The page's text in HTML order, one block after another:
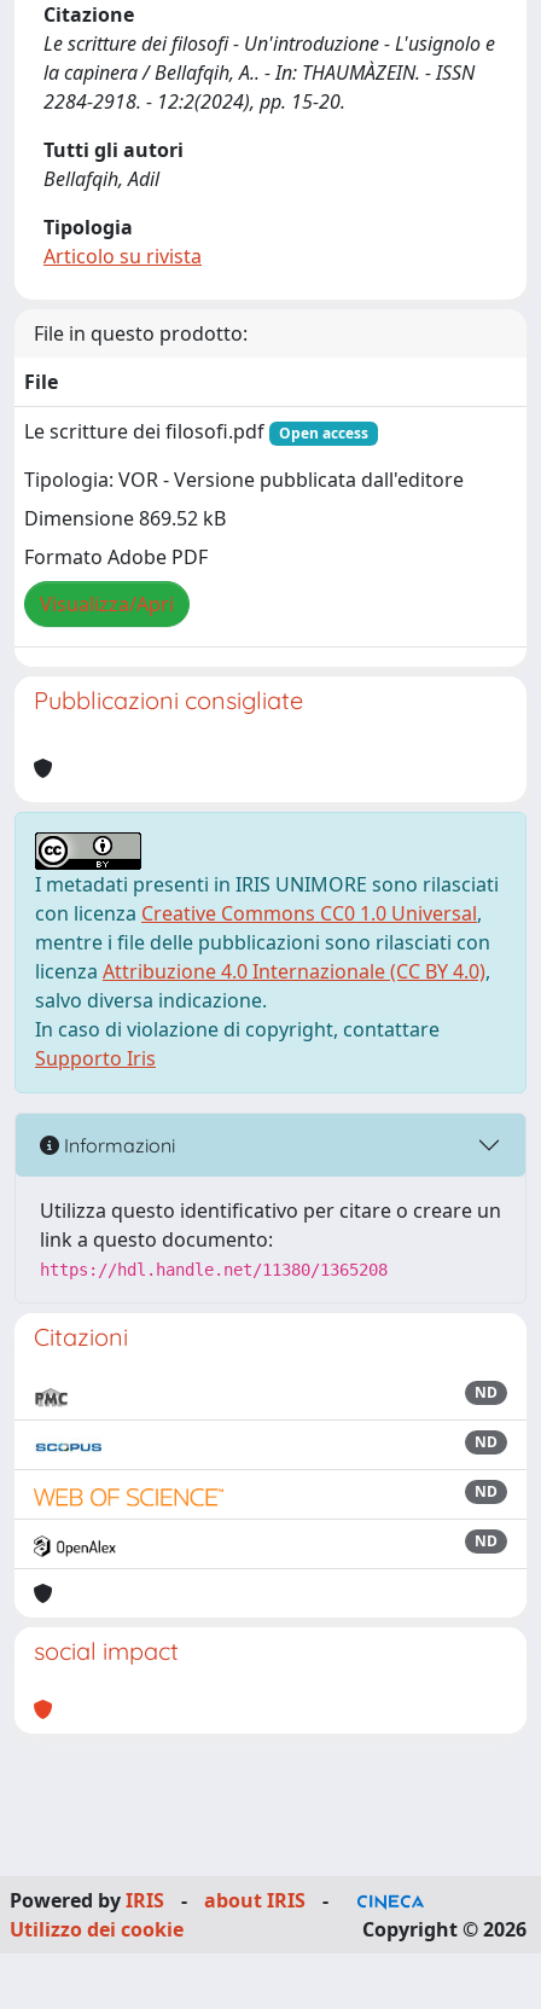
Citazione
Le scritture dei filosofi - Un'introduzione - L'usignolo e
la capinera / Bellafqih, A.. - In: THAUMÀZEIN. - ISSN
2284-2918. - 12:2(2024), pp. 15-20.
Tutti gli autori
Bellafqih, Adil
Tipologia
Articolo su rivista
File in questo prodotto:
File
Le scritture dei filosofi.pdf
Open access
Tipologia: VOR - Versione pubblicata dall'editore
Dimensione 869.52 kB
Formato Adobe PDF
Visualizza/Apri
Pubblicazioni consigliate
I metadati presenti in IRIS UNIMORE sono rilasciati
con licenza Creative Commons CC0 1.0 Universal,
mentre i file delle pubblicazioni sono rilasciati con
licenza Attribuzione 4.0 Internazionale (CC BY 4.0),
salvo diversa indicazione.
In caso di violazione di copyright, contattare
Supporto Iris
Informazioni
Utilizza questo identificativo per citare o creare un
link a questo documento:
https://hdl.handle.net/11380/1365208
Citazioni
ND
ND
ND
ND
social impact
Powered byIRIS - about IRIS
-
Utilizzo dei cookie
Copyright © 2026